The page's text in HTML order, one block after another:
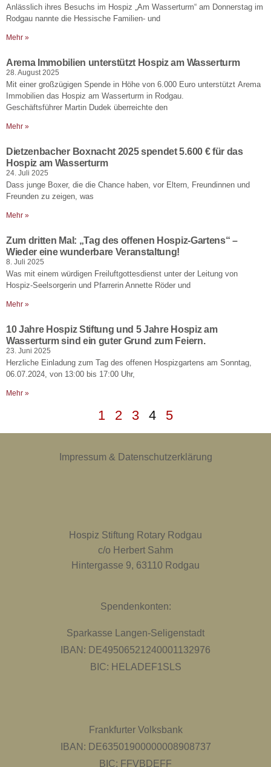
Anlässlich ihres Besuchs im Hospiz „Am Wasserturm“ am Donnerstag im
Rodgau nannte die Hessische Familien- und
Mehr »
Arema Immobilien unterstützt Hospiz am Wasserturm
28. August 2025
Mit einer großzügigen Spende in Höhe von 6.000 Euro unterstützt Arema
Immobilien das Hospiz am Wasserturm in Rodgau.
Geschäftsführer Martin Dudek überreichte den
Mehr »
Dietzenbacher Boxnacht 2025 spendet 5.600 € für das
Hospiz am Wasserturm
24. Juli 2025
Dass junge Boxer, die die Chance haben, vor Eltern, Freundinnen und
Freunden zu zeigen, was
Mehr »
Zum dritten Mal: „Tag des offenen Hospiz-Gartens“ –
Wieder eine wunderbare Veranstaltung!
8. Juli 2025
Was mit einem würdigen Freiluftgottesdienst unter der Leitung von
Hospiz-Seelsorgerin und Pfarrerin Annette Röder und
Mehr »
10 Jahre Hospiz Stiftung und 5 Jahre Hospiz am
Wasserturm sind ein guter Grund zum Feiern.
23. Juni 2025
Herzliche Einladung zum Tag des offenen Hospizgartens am Sonntag,
06.07.2024, von 13:00 bis 17:00 Uhr,
Mehr »
1 2 3 4 5
Impressum & Datenschutzerklärung
Hospiz Stiftung Rotary Rodgau
c/o Herbert Sahm
Hintergasse 9, 63110 Rodgau
Spendenkonten:
Sparkasse Langen-Seligenstadt
IBAN: DE49506521240001132976
BIC: HELADEF1SLS
Frankfurter Volksbank
IBAN: DE63501900000008908737
BIC: FFVBDEFF